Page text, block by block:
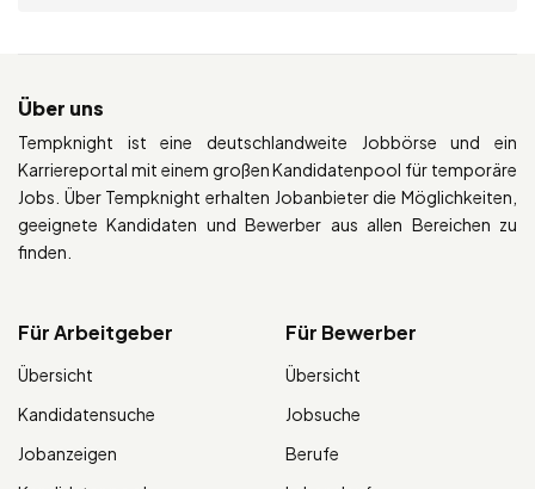
Über uns
Tempknight ist eine deutschlandweite Jobbörse und ein
Karriereportal mit einem großen Kandidatenpool für temporäre
Jobs. Über Tempknight erhalten Jobanbieter die Möglichkeiten,
geeignete Kandidaten und Bewerber aus allen Bereichen zu
finden.
Für Arbeitgeber
Übersicht
Kandidatensuche
Jobanzeigen
Für Bewerber
Übersicht
Jobsuche
Berufe